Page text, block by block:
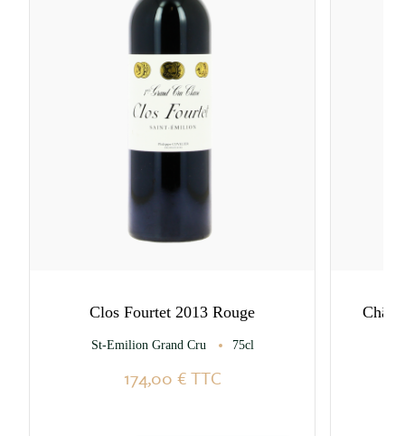
Clos Fourtet 2013 Rouge
St-Emilion Grand Cru 75cl
174,00 €TTC